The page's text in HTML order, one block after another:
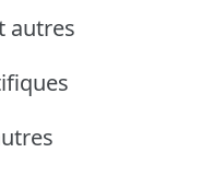
autres